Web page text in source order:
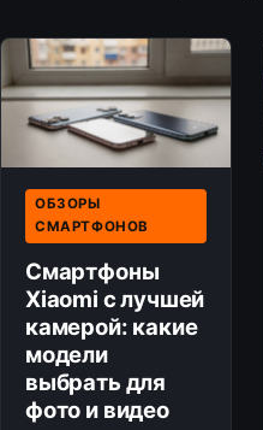
ОБЗОРЫ
СМАРТФОНОВ
Смартфоны
Xiaomi с лучшей
камерой: какие
модели
выбрать для
фото и видео